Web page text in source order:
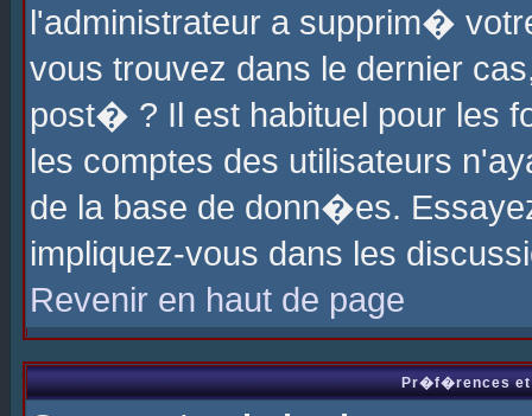
l'administrateur a supprim�
vous trouvez dans le dernier
post� ? Il est habituel pour les
les comptes des utilisateurs
de la base de donn�es.
impliquez-vous dans les
Revenir en haut de page
Pr�f�rences et